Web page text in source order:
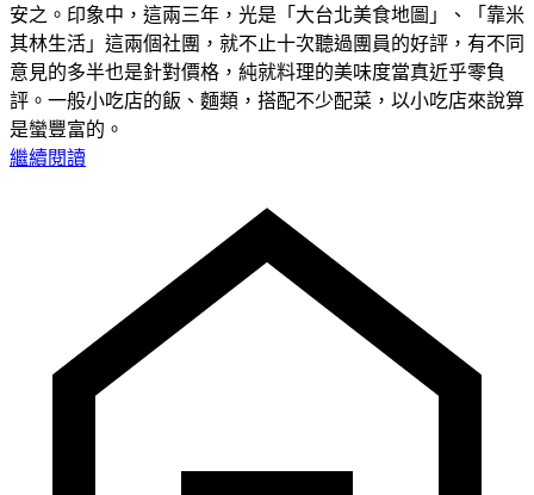
安之。印象中，這兩三年，光是「大台北美食地圖」、「靠米
其林生活」這兩個社團，就不止十次聽過團員的好評，有不同
意見的多半也是針對價格，純就料理的美味度當真近乎零負
評。一般小吃店的飯、麵類，搭配不少配菜，以小吃店來說算
是蠻豐富的。
繼續閱讀